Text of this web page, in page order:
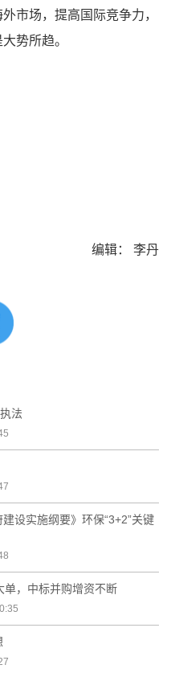
市场，提高国际竞争力，
势所趋。
编辑： 李丹
法
设实施纲要》环保“3+2”关键
单，中标并购增资不断